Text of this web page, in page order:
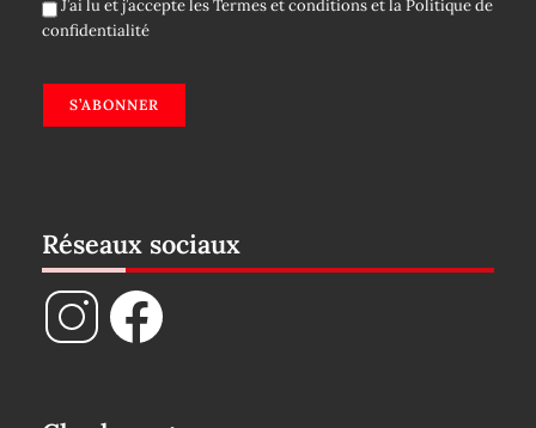
J’ai lu et j’accepte lesTermes et conditionset laPolitique de
confidentialité
S’ABONNER
Réseaux sociaux